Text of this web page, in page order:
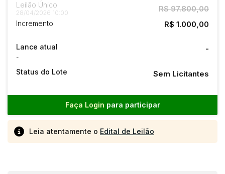
Leilão Único
28/04/2026 10:00 R$ 97.800,00
Incremento R$ 1.000,00
Lance atual
-
-
Status do Lote Sem Licitantes
Faça Login para participar
Leia atentamente o Edital de Leilão